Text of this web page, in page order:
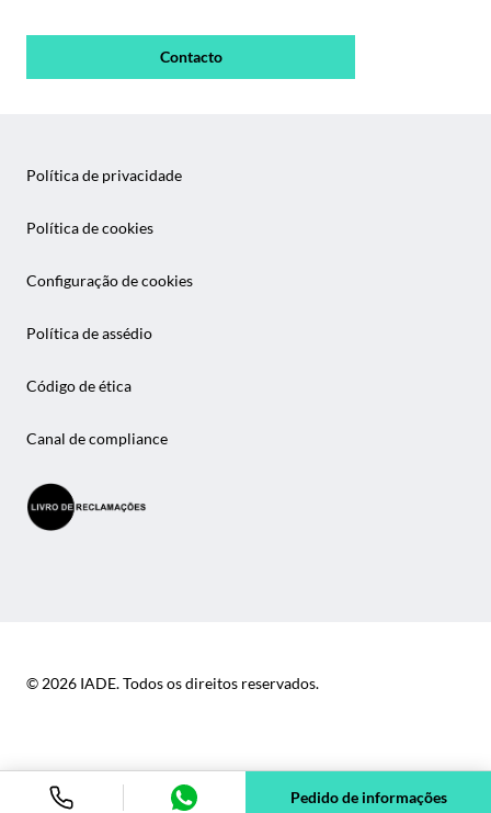
Pedido de informações
Contacto
Política de privacidade
Política de cookies
Configuração de cookies
Política de assédio
Código de ética
Canal de compliance
© 2026 IADE. Todos os direitos reservados.